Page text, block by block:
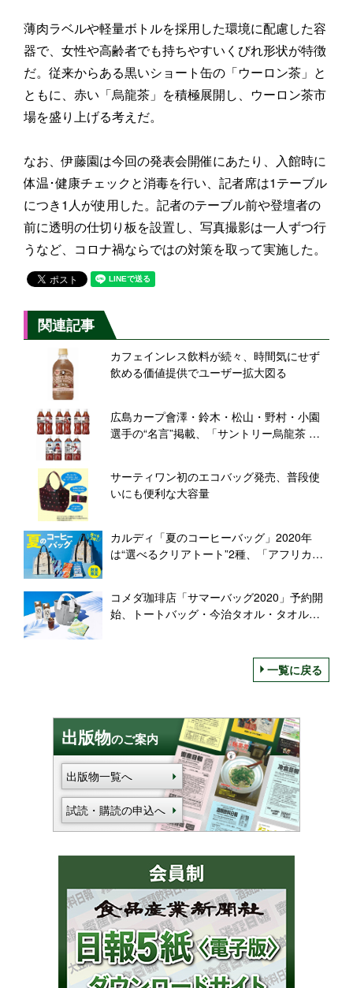
薄肉ラベルや軽量ボトルを採用した環境に配慮した容
器で、女性や高齢者でも持ちやすいくびれ形状が特徴
だ。従来からある黒いショート缶の「ウーロン茶」と
ともに、赤い「烏龍茶」を積極展開し、ウーロン茶市
場を盛り上げる考えだ。
なお、伊藤園は今回の発表会開催にあたり、入館時に
体温･健康チェックと消毒を行い、記者席は1テーブル
につき1人が使用した。記者のテーブル前や登壇者の
前に透明の仕切り板を設置し、写真撮影は一人ずつ行
うなど、コロナ禍ならではの対策を取って実施した。
関連記事
カフェインレス飲料が続々、時間気にせず
飲める価値提供でユーザー拡大図る
広島カープ會澤・鈴木・松山・野村・小園
選手の“名言”掲載、「サントリー烏龍茶 カ
サーティワン初のエコバッグ発売、普段使
いにも便利な大容量
カルディ「夏のコーヒーバッグ」2020年
は“選べるクリアトート”2種、「アフリカン
コメダ珈琲店「サマーバッグ2020」予約開
始、トートバッグ・今治タオル・タオルホ
一覧に戻る
出版物のご案内
出版物一覧へ
試読・購読の申込へ